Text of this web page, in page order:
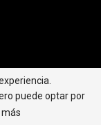
puede optar por
más